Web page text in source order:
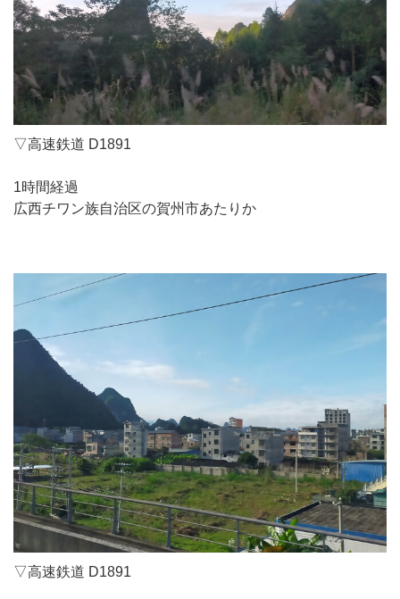
▽高速鉄道 D1891
1時間経過
広西チワン族自治区の賀州市あたりか
▽高速鉄道 D1891